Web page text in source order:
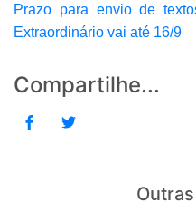
Prazo para envio de
Extraordinário vai até 16/9
Compartilhe...